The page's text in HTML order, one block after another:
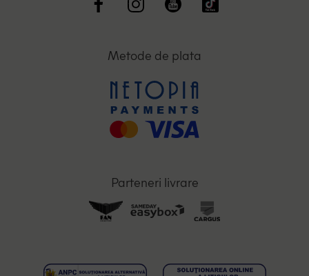
Metode de plata
Parteneri livrare